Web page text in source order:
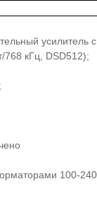
768 кГц, DSD512);
100-